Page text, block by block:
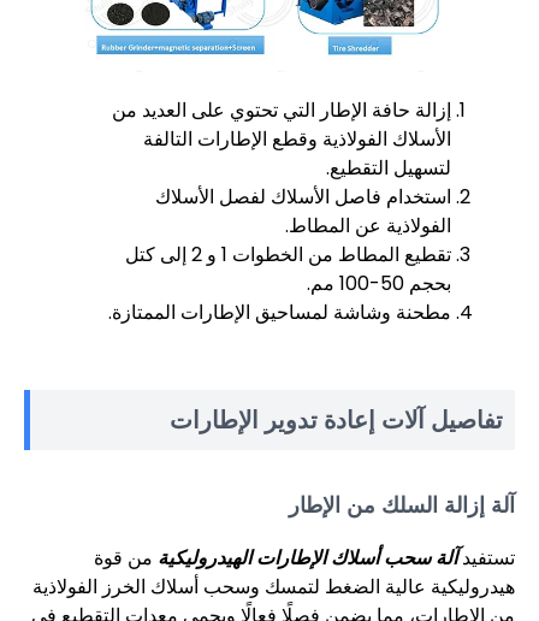
إزالة حافة الإطار التي تحتوي على العديد من
الأسلاك الفولاذية وقطع الإطارات التالفة
لتسهيل التقطيع.
استخدام فاصل الأسلاك لفصل الأسلاك
الفولاذية عن المطاط.
تقطيع المطاط من الخطوات 1 و 2 إلى كتل
بحجم 50-100 مم.
مطحنة وشاشة لمساحيق الإطارات الممتازة.
تفاصيل آلات إعادة تدوير الإطارات
آلة إزالة السلك من الإطار
تستفيدآلة سحب أسلاك الإطارات الهيدروليكية من قوة
هيدروليكية عالية الضغط لتمسك وسحب أسلاك الخرز الفولاذية